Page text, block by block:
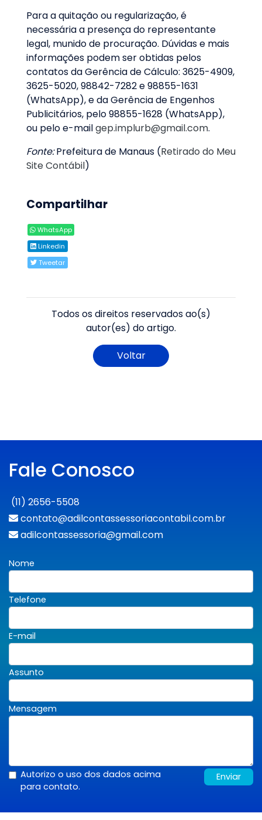
Para a quitação ou regularização, é
necessária a presença do representante
legal, munido de procuração. Dúvidas e mais
informações podem ser obtidas pelos
contatos da Gerência de Cálculo: 3625-4909,
3625-5020, 98842-7282 e 98855-1631
(WhatsApp), e da Gerência de Engenhos
Publicitários, pelo 98855-1628 (WhatsApp),
ou pelo e-mailgep.implurb@gmail.com.
Fonte:Prefeitura de Manaus (Retirado do Meu
Site Contábil)
Compartilhar
WhatsApp
Linkedin
Tweetar
Todos os direitos reservados ao(s)
autor(es) do artigo.
Voltar
Fale Conosco
(11) 2656-5508
contato@adilcontassessoriacontabil.com.br
adilcontassessoria@gmail.com
Nome
Telefone
E-mail
Assunto
Mensagem
Autorizo o uso dos dados acima
para contato.
Enviar